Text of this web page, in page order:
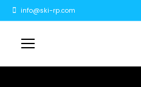
info@ski-rp.com